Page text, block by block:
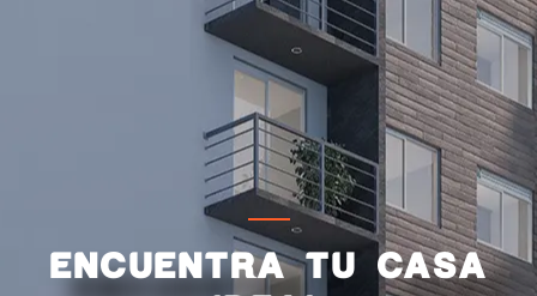
ENCUENTRA TU CASA